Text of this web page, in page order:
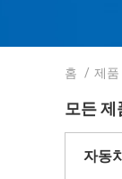
홈 / 제품
모든 제
자동